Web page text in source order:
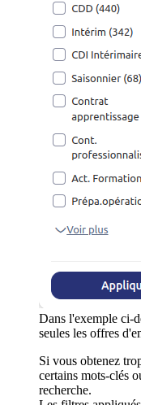
Dans l'exemple ci-
seules les offres
Si vous obtenez
certains mots-clés
recherche.